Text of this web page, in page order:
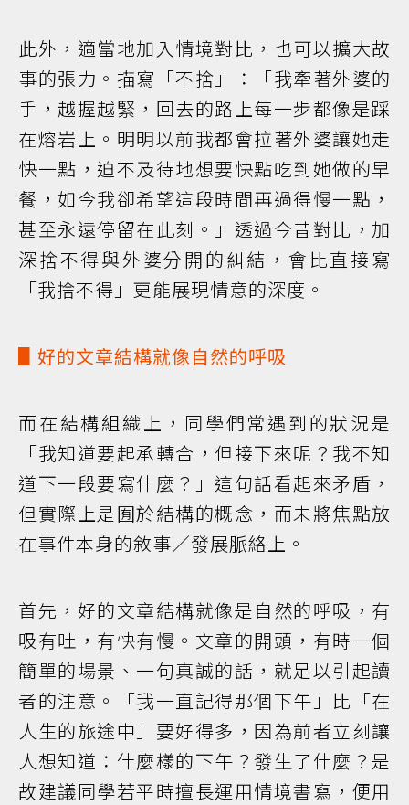
此外，適當地加入情境對比，也可以擴大故
事的張力。描寫「不捨」：「我牽著外婆的
手，越握越緊，回去的路上每一步都像是踩
在熔岩上。明明以前我都會拉著外婆讓她走
快一點，迫不及待地想要快點吃到她做的早
餐，如今我卻希望這段時間再過得慢一點，
甚至永遠停留在此刻。」透過今昔對比，加
深捨不得與外婆分開的糾結，會比直接寫
「我捨不得」更能展現情意的深度。
▋好的文章結構就像自然的呼吸
而在結構組織上，同學們常遇到的狀況是
「我知道要起承轉合，但接下來呢？我不知
道下一段要寫什麼？」這句話看起來矛盾，
但實際上是囿於結構的概念，而未將焦點放
在事件本身的敘事／發展脈絡上。
首先，好的文章結構就像是自然的呼吸，有
吸有吐，有快有慢。文章的開頭，有時一個
簡單的場景、一句真誠的話，就足以引起讀
者的注意。「我一直記得那個下午」比「在
人生的旅途中」要好得多，因為前者立刻讓
人想知道：什麼樣的下午？發生了什麼？是
故建議同學若平時擅長運用情境書寫，便用